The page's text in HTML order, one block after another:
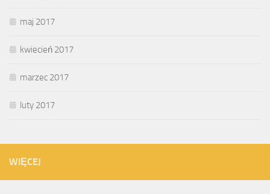
maj 2017
kwiecień 2017
marzec 2017
luty 2017
WIĘCEJ